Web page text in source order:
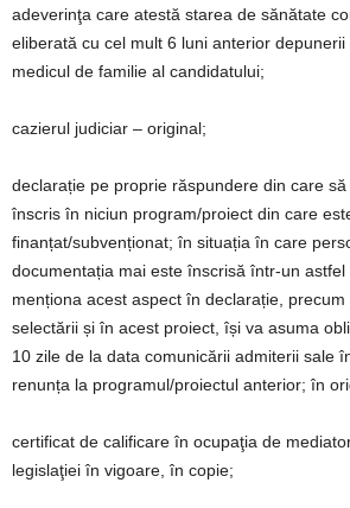
adeverinţa care atestă starea de sănătate
eliberată cu cel mult 6 luni anterior
medicul de familie al candidatului;
cazierul judiciar – original;
declarație pe proprie răspundere din care
înscris în niciun program/proiect din care
finanțat/subvenționat; în situația în care
documentația mai este înscrisă într-un
menționa acest aspect în declarație,
selectării și în acest proiect, își va asuma
10 zile de la data comunicării admiterii sale
renunța la programul/proiectul anterior; în
certificat de calificare în ocupaţia de
legislaţiei în vigoare , în copie;